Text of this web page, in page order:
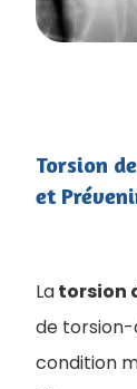
Torsion
et
Latorsion
de
condition